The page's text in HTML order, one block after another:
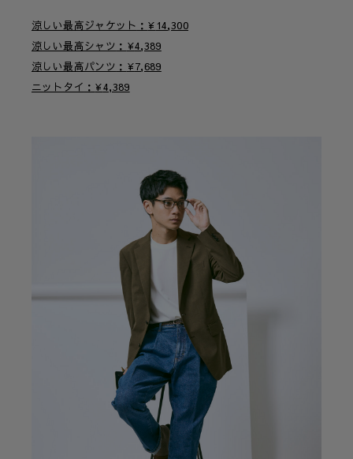
涼しい最高ジャケット ¥14,300
涼しい最高シャツ
¥4,389
涼しい最高パンツ
¥7,689
ニットタイ
¥4,389